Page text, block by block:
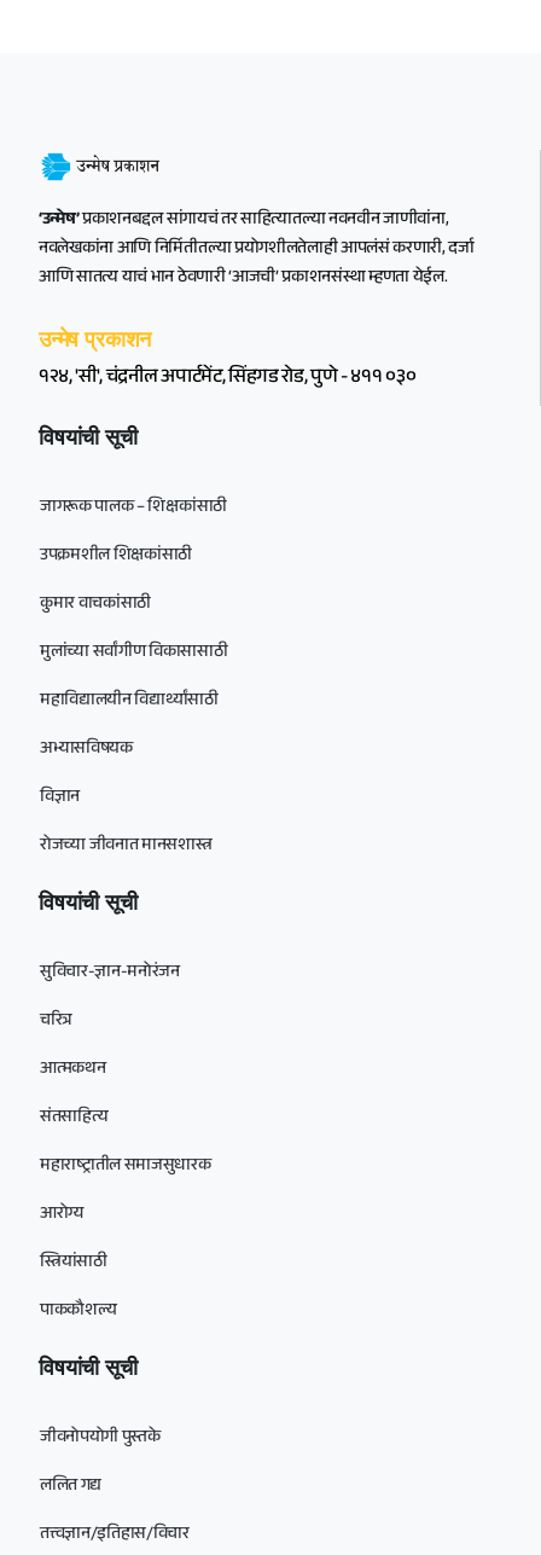
‘उन्मेष’प्रकाशनबद्दल सांगायचं तर साहित्यातल्या नवनवीन जाणीवांना,
नवलेखकांना आणि निर्मितीतल्या प्रयोगशीलतेलाही आपलंसं करणारी, दर्जा
आणि सातत्य याचं भान ठेवणारी ‘आजची’ प्रकाशनसंस्था म्हणता येईल.
उन्मेष प्रकाशन
१२४, 'सी', चंद्रनील अपार्टमेंट, सिंहगड रोड, पुणे - ४११ ०३०
विषयांची सूची
जागरूक पालक – शिक्षकांसाठी
उपक्रमशील शिक्षकांसाठी
कुमार वाचकांसाठी
मुलांच्या सर्वांगीण विकासासाठी
महाविद्यालयीन विद्यार्थ्यांसाठी
अभ्यासविषयक
विज्ञान
रोजच्या जीवनात मानसशास्त्र
विषयांची सूची
सुविचार-ज्ञान-मनोरंजन
चरित्र
आत्मकथन
संतसाहित्य
महाराष्ट्रातील समाजसुधारक
आरोग्य
स्त्रियांसाठी
पाककौशल्य
विषयांची सूची
जीवनोपयोगी पुस्तके
ललित गद्य
तत्त्वज्ञान/इतिहास/विचार